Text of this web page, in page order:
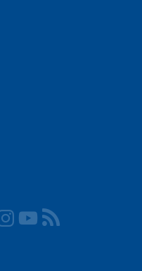
Instagram
YouTube